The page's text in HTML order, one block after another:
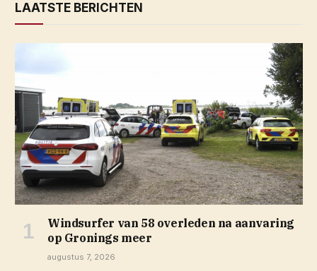
LAATSTE BERICHTEN
Windsurfer van 58 overleden na aanvaring
op Gronings meer
augustus 7, 2026